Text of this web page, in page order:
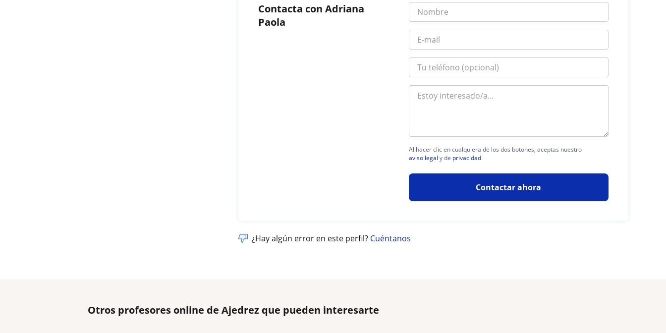
Contacta con Adriana
Paola
Al hacer clic en cualquiera de los dos botones, aceptas nuestro
aviso legal y de privacidad
Contactar ahora
¿Hay algún error en este perfil? Cuéntanos
Otros profesores online de Ajedrez que pueden interesarte